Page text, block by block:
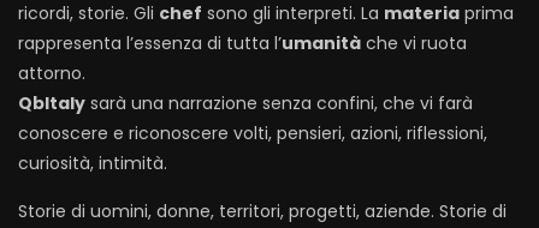
ricordi, storie. Gli chef sono gli interpreti. La materia prima
rappresenta l’essenza di tutta l’umanità che vi ruota
attorno.
QbItaly sarà una narrazione senza confini, che vi farà
conoscere e riconoscere volti, pensieri, azioni, riflessioni,
curiosità, intimità.
Storie di uomini, donne, territori, progetti, aziende. Storie di